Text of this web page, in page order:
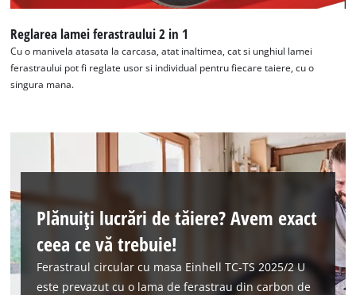
Reglarea lamei ferastraului 2 in 1
Cu o manivela atasata la carcasa, atat inaltimea, cat si unghiul lamei
ferastraului pot fi reglate usor si individual pentru fiecare taiere, cu o
singura mana.
Plănuiți lucrări de tăiere? Avem exact
ceea ce vă trebuie!
Ferastraul circular cu masa Einhell TC-TS 2025/2 U
este prevazut cu o lama de ferastrau din carbon de